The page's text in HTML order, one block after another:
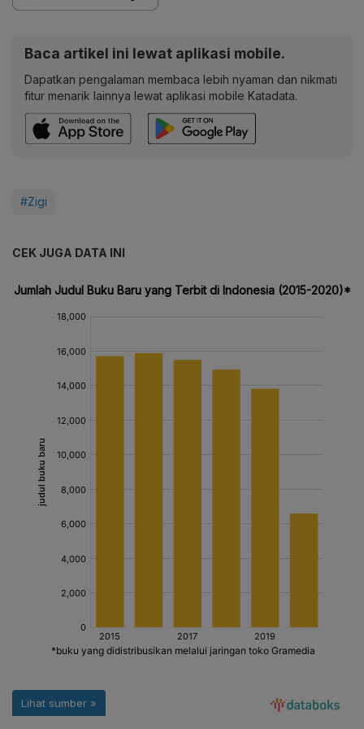
Baca artikel ini lewat aplikasi mobile.
Dapatkan pengalaman membaca lebih nyaman dan nikmati
fitur menarik lainnya lewat aplikasi mobile Katadata.
#Zigi
CEK JUGA DATA INI